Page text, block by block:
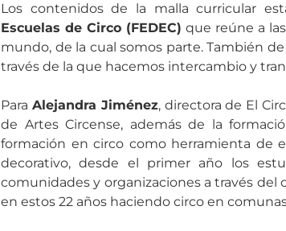
Los contenidos de la malla curricular
Escuelas de Circo (FEDEC) que reúne a
mundo, de la cual somos parte. También de
través de la que hacemos intercambio y
Para Alejandra Jiménez, directora de El
de Artes Circense, además de la
formación en circo como herramienta de
decorativo, desde el primer año los
comunidades y organizaciones a través
en estos 22 años haciendo circo en